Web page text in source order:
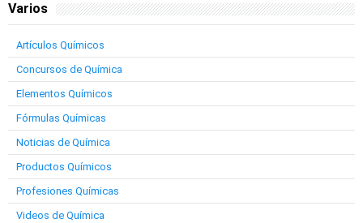
Varios
Artículos Químicos
Concursos de Química
Elementos Químicos
Fórmulas Químicas
Noticias de Química
Productos Químicos
Profesiones Químicas
Videos de Química